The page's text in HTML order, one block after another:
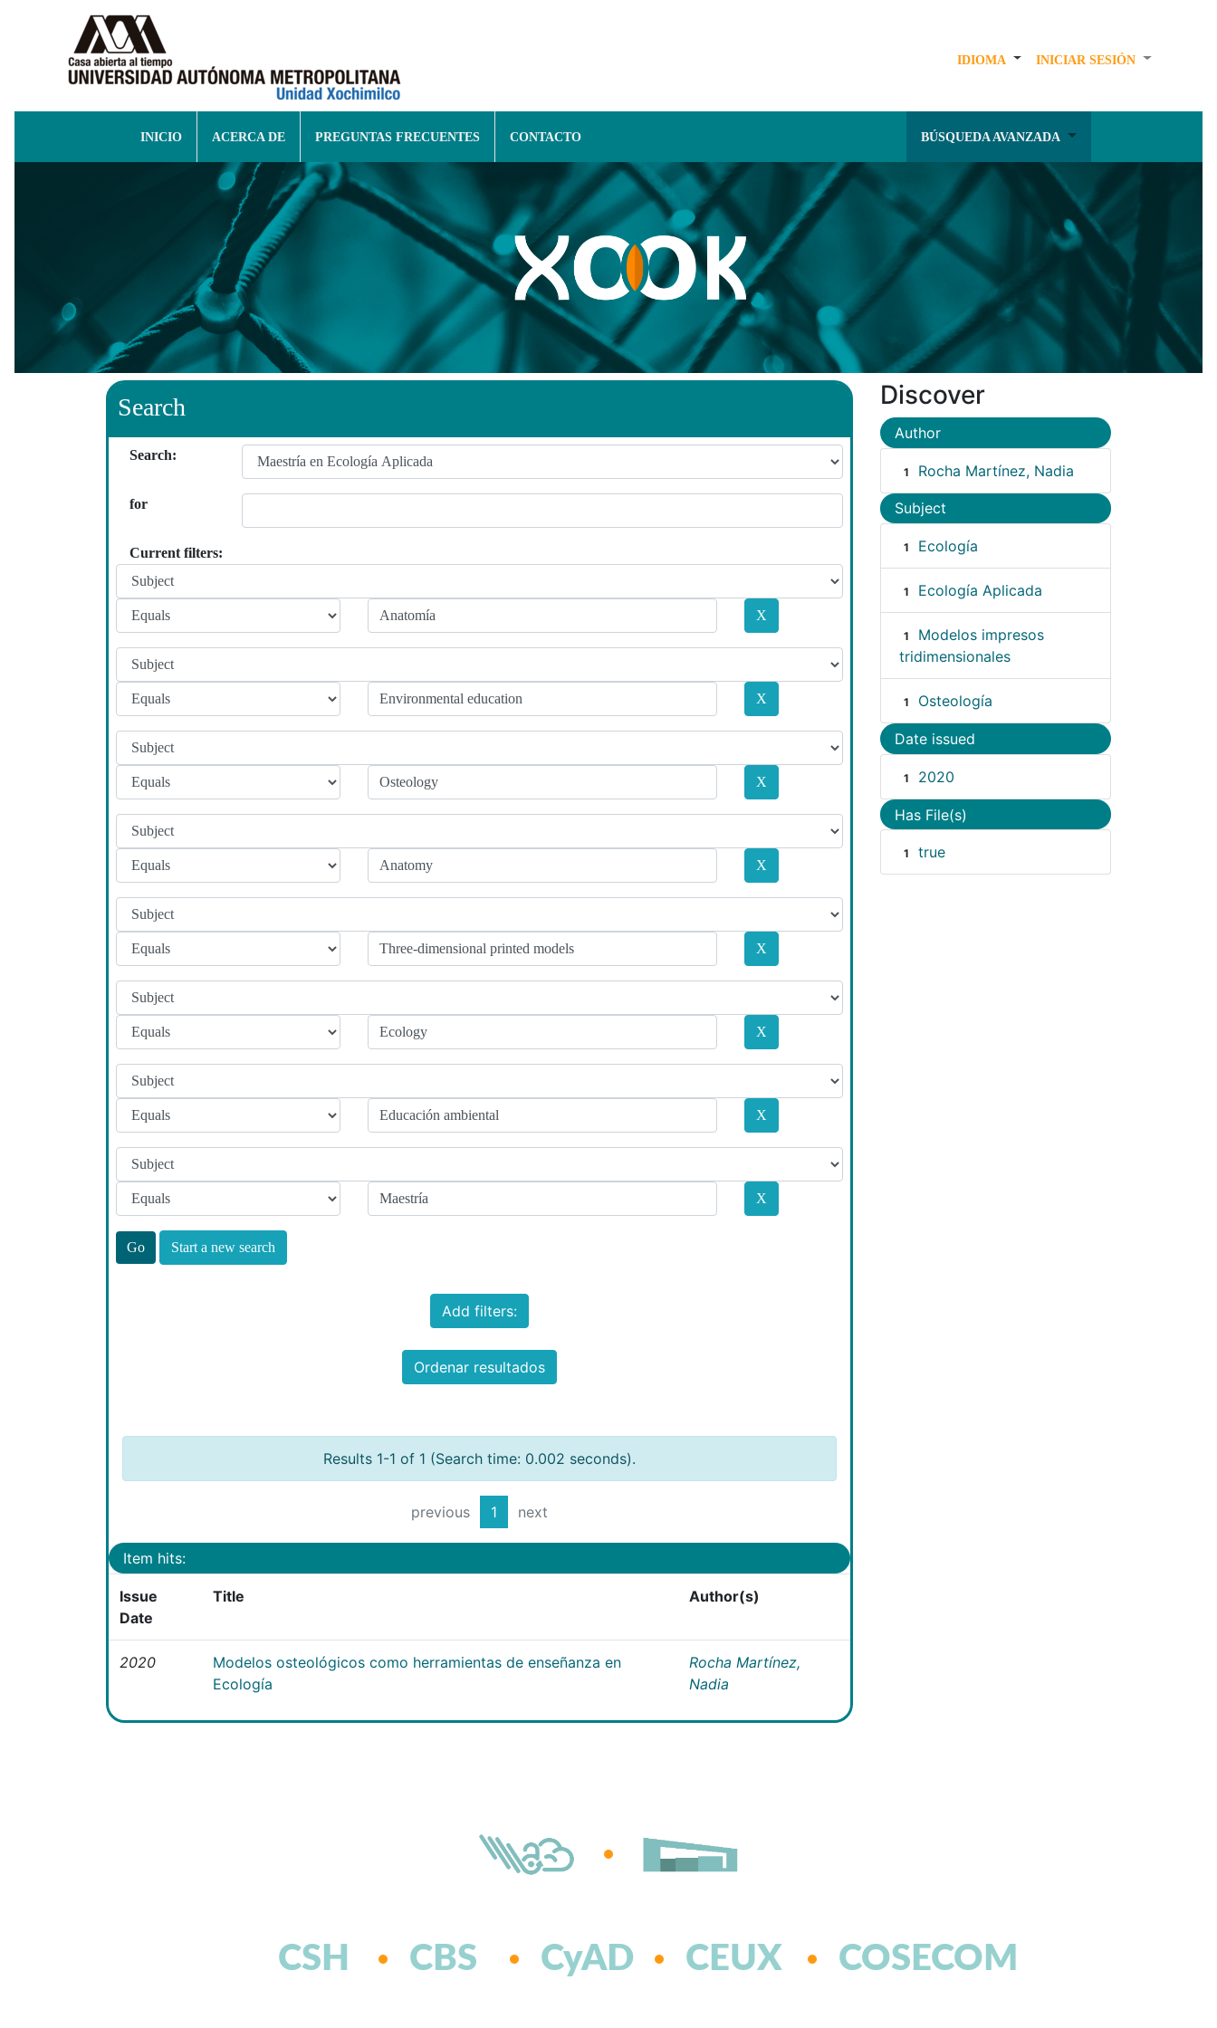
IDIOMA INICIAR SESIÓN
INICIO ACERCA DE PREGUNTAS FRECUENTES CONTACTO BÚSQUEDA AVANZADA
Search
Search:
for
Current filters:
Start a new search
Add filters:
Ordenar resultados
Results 1-1 of 1 (Search time: 0.002 seconds).
previous 1 next
Item hits:
Issue
Date
Title Author(s)
2020
Modelos osteológicos como herramientas de enseñanza en
Ecología
Rocha Martínez,
Nadia
Discover
Author
1 Rocha Martínez, Nadia
Subject
1 Ecología
1 Ecología Aplicada
1
Modelos impresos
tridimensionales
1 Osteología
Date issued
1 2020
Has File(s)
1 true
CSH CBS CyAD CEUX COSECOM